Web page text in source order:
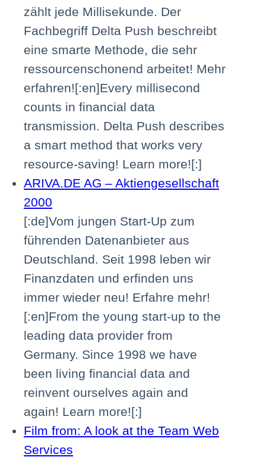
zählt jede Millisekunde. Der
Fachbegriff Delta Push beschreibt
eine smarte Methode, die sehr
ressourcenschonend arbeitet! Mehr
erfahren![:en]Every millisecond
counts in financial data
transmission. Delta Push describes
a smart method that works very
resource-saving! Learn more![:]
ARIVA.DE AG – Aktiengesellschaft
2000
[:de]Vom jungen Start-Up zum
führenden Datenanbieter aus
Deutschland. Seit 1998 leben wir
Finanzdaten und erfinden uns
immer wieder neu! Erfahre mehr!
[:en]From the young start-up to the
leading data provider from
Germany. Since 1998 we have
been living financial data and
reinvent ourselves again and
again! Learn more![:]
Film from: A look at the Team Web
Services